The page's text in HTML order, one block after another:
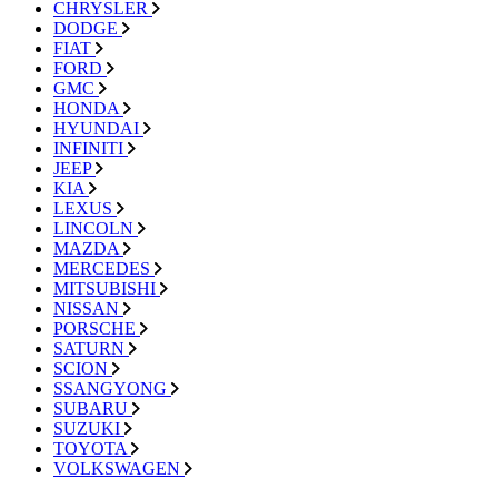
CHRYSLER
DODGE
FIAT
FORD
GMC
HONDA
HYUNDAI
INFINITI
JEEP
KIA
LEXUS
LINCOLN
MAZDA
MERCEDES
MITSUBISHI
NISSAN
PORSCHE
SATURN
SCION
SSANGYONG
SUBARU
SUZUKI
TOYOTA
VOLKSWAGEN